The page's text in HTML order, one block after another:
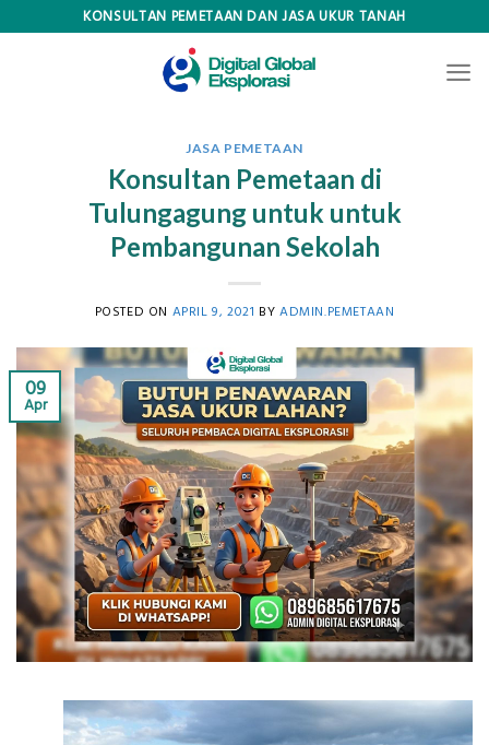
KONSULTAN PEMETAAN DAN JASA UKUR TANAH
JASA PEMETAAN
Konsultan Pemetaan di
Tulungagung untuk untuk
Pembangunan Sekolah
POSTED ON APRIL 9, 2021 BY ADMIN.PEMETAAN
09
Apr